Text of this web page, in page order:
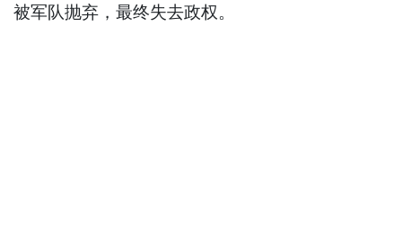
被军队抛弃，最终失去政权。